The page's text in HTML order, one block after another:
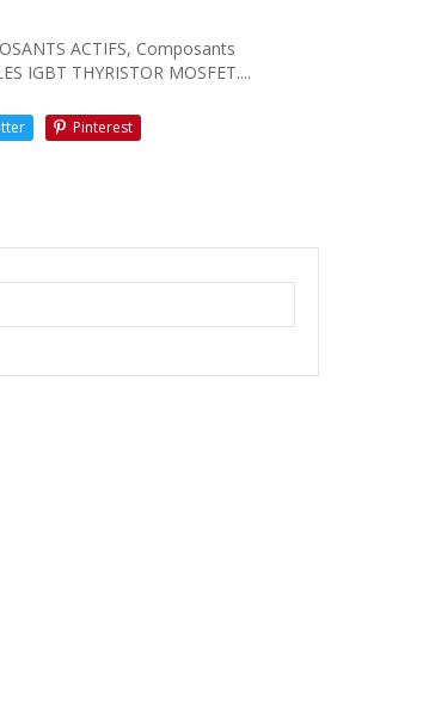
ACTIFS, Composants
IGBT THYRISTOR MOSFET....
Pinterest